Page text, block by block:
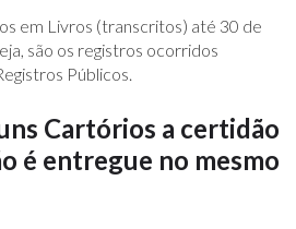
em Livros (transcritos) até 30 de
são os registros ocorridos
Públicos.
Cartórios a certidão
é entregue no mesmo